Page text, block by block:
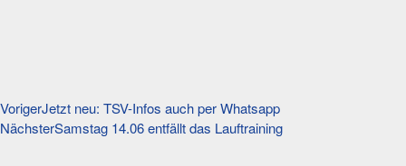
VorigerJetzt neu: TSV-Infos auch per Whatsapp
NächsterSamstag 14.06 entfällt das Lauftraining